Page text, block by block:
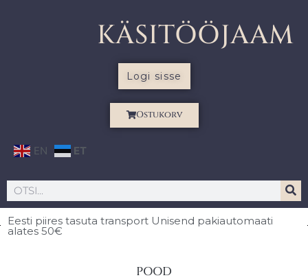
KÄSITÖÖJAAM
Logi sisse
Ostukorv
EN ET
Eesti piires tasuta transport Unisend pakiautomaati
alates 50€
POOD